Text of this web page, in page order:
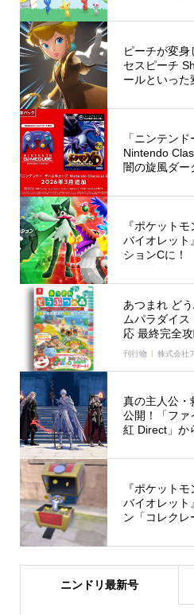
ピーチが変
セスピーチ
ールといった
「ニンテン
Nintendo
闇の旋風ダー
『ポケット
バイオレット
ションCに！
あつまれ ど
ムパラダイ
応 最終完全
刊行物 株式会社
真の主人公・
公開！「ファ
紅 Direct」か
『ポケット
バイオレット
ン「コレクレ
ニンドリ最新号